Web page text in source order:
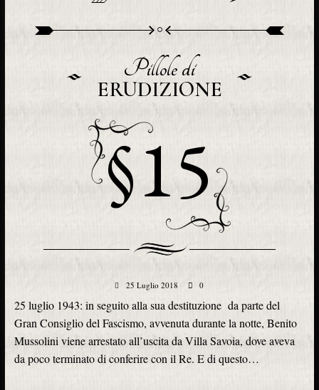
Pillole di
ERUDIZIONE
§15
25 Luglio 2018 0
25 luglio 1943: in seguito alla sua destituzione da parte del
Gran Consiglio del Fascismo, avvenuta durante la notte, Benito
Mussolini viene arrestato all’uscita da Villa Savoia, dove aveva
da poco terminato di conferire con il Re. E di questo…